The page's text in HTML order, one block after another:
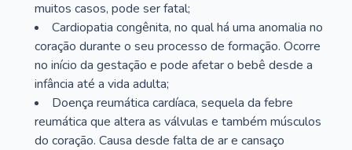
muitos casos, pode ser fatal;
Cardiopatia congênita, no qual há uma anomalia no
coração durante o seu processo de formação. Ocorre
no início da gestação e pode afetar o bebê desde a
infância até a vida adulta;
Doença reumática cardíaca, sequela da febre
reumática que altera as válvulas e também músculos
do coração. Causa desde falta de ar e cansaço